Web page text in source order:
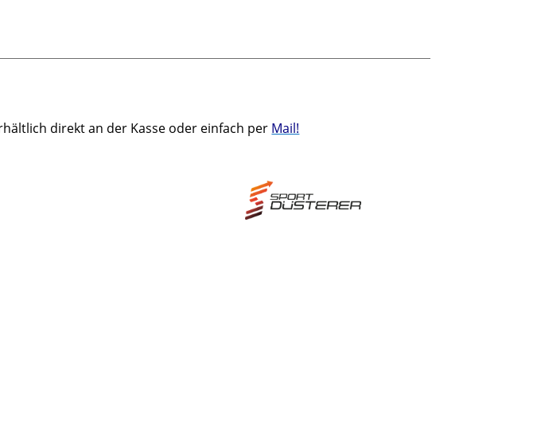
direkt an der Kasse oder einfach per Mail!